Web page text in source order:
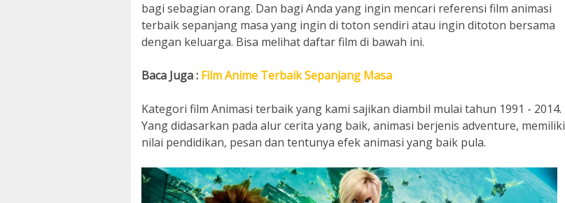
bagi sebagian orang. Dan bagi Anda yang ingin mencari referensi film animasi
terbaik sepanjang masa yang ingin di toton sendiri atau ingin ditoton bersama
dengan keluarga. Bisa melihat daftar film di bawah ini.
Baca Juga : Film Anime Terbaik Sepanjang Masa
Kategori film Animasi terbaik yang kami sajikan diambil mulai tahun 1991 - 2014.
Yang didasarkan pada alur cerita yang baik, animasi berjenis adventure, memiliki
nilai pendidikan, pesan dan tentunya efek animasi yang baik pula.